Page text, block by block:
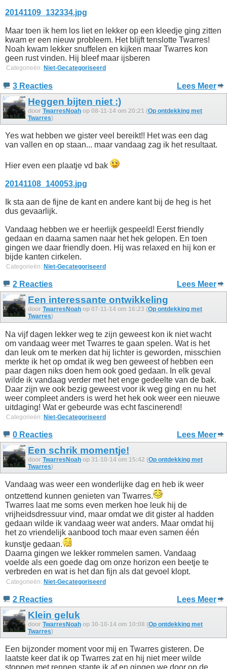
20141109_132334.jpg
Maar toen ik hem los liet en lekker op een kleedje ging zitten
kwam er een nieuw probleem. Het blijft tenslotte Twarres!
Noah kwam lekker snuffelen en kijken maar Twarres kon
geen rust vinden. Hij bleef maar ijsberen
Categorieën: Niet-Gecategoriseerd
3 Reacties Lees Meer
Heggen bijten niet :)
door TwarresNoah op 08-11-14 om 20:21 (Op ontdekking met
Twarres)
Yes wat hebben we gister veel bereikt!! Het was een dag
van vallen en op staan... maar vandaag zag ik het resultaat.
Hier even een plaatje vd bak
20141108_140053.jpg
Ik sta aan de fijne de kant en andere kant bij de heg is het
dus gevaarlijk.
Vandaag hebben we er heerlijk gespeeld! Eerst friendly
gedaan en daarna samen naar het hek gelopen. En toen
gingen we daar friendly doen. Hij was relaxed en hij kon er
bijde kanten cirkelen.
Categorieën: Niet-Gecategoriseerd
2 Reacties Lees Meer
Een interessante ontwikkeling
door TwarresNoah op 07-11-14 om 16:23 (Op ontdekking met
Twarres)
Na vijf dagen lekker weg te zijn geweest kon ik niet wacht
om vandaag weer met Twarres te gaan spelen. Wat is het
dan leuk om te merken dat hij lichter is geworden, misschien
merkte ik het op omdat ik weg ben geweest of hebben een
paar dagen niks doen hem ook goed gedaan. In elk geval
wilde ik vandaag verder met het enge gedeelte van de bak.
Daar zijn we ook bezig geweest voor ik weg ging en nu het
weer compleet anders is werd het hek ook weer een nieuwe
uitdaging! Wat er gebeurde was echt fascinerend!
Categorieën: Niet-Gecategoriseerd
0 Reacties Lees Meer
Een schrik momentje!
door TwarresNoah op 31-10-14 om 15:42 (Op ontdekking met
Twarres)
Vandaag was weer een wonderlijke dag en heb ik weer
ontzettend kunnen genieten van Twarres.
Twarres laat me soms even merken hoe leuk hij de
vrijheidsdressuur vind, maar omdat we dit gister al hadden
gedaan wilde ik vandaag weer wat anders. Maar omdat hij
het zo vriendelijk aanbood toch maar even samen één
kunstje gedaan.
Daarna gingen we lekker rommelen samen. Vandaag
voelde als een goede dag om onze horizon een beetje te
verbreden en wat is het dan fijn als dat gevoel klopt.
Categorieën: Niet-Gecategoriseerd
2 Reacties Lees Meer
Klein geluk
door TwarresNoah op 30-10-14 om 10:08 (Op ontdekking met
Twarres)
Een bijzonder moment voor mij en Twarres gisteren. De
laatste keer dat ik op Twarres zat en hij niet meer wilde